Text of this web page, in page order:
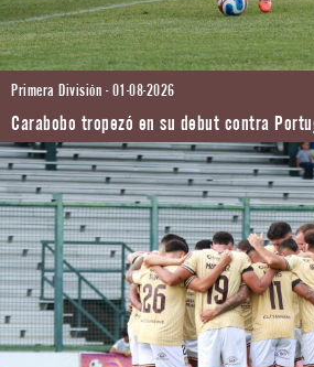
Primera División - 01-08-2026
Carabobo tropezó en su debut contra